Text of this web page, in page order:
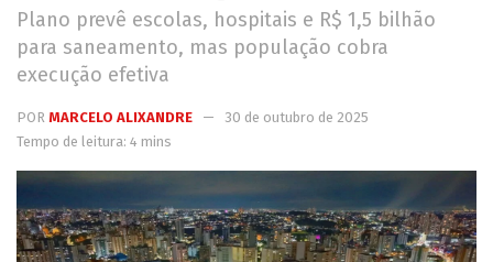
Plano prevê escolas, hospitais e R$ 1,5 bilhão
para saneamento, mas população cobra
execução efetiva
POR MARCELO ALIXANDRE
30 de outubro de 2025
Tempo de leitura: 4 mins